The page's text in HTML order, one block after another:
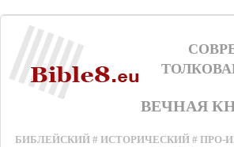
ВЕЧНАЯ
БИБЛЕЙСКИЙ # ИСТОРИЧЕСКИЙ # ПРО-